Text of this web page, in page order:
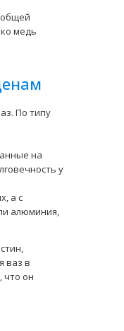
ВАЗ-1117,
рабочим
на
медь
По типу
на
у
а с
алюминия,
ваз в
что он